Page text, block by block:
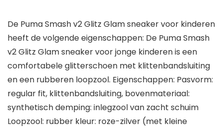
De Puma Smash v2 Glitz Glam sneaker voor kinderen
heeft de volgende eigenschappen: De Puma Smash
v2 Glitz Glam sneaker voor jonge kinderen is een
comfortabele glitterschoen met klittenbandsluiting
en een rubberen loopzool. Eigenschappen: Pasvorm:
regular fit, klittenbandsluiting, bovenmateriaal:
synthetisch demping: inlegzool van zacht schuim
Loopzool: rubber kleur: roze-zilver (met kleine